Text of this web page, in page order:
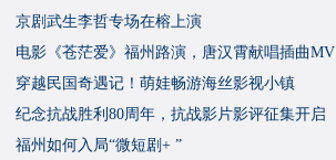
破
京剧武生李哲专场在榕上演
​电影《苍茫爱》福州路演，唐汉霄献唱插曲MV
穿越民国奇遇记！萌娃畅游海丝影视小镇
​纪念抗战胜利80周年，抗战影片影评征集开启
福州如何入局“微短剧+ ”